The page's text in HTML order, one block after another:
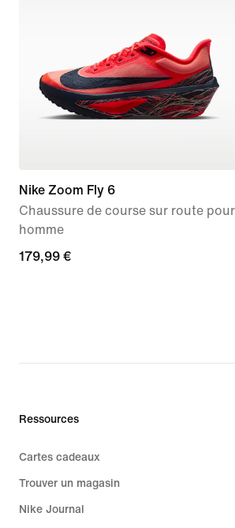
Nike Zoom Fly 6
Chaussure de course sur route pour
homme
179,99 €
179,99 €
Ressources
Cartes cadeaux
Trouver un magasin
Nike Journal